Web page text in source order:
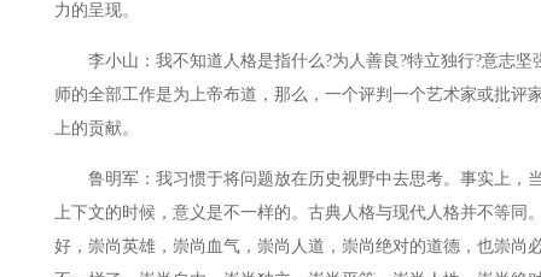
力的呈现。
李小山：我不知道人格是指什么?为人善良?特立独行?意志坚
师的全部工作是为上帝布道，那么，一个评判一个艺术家或批评
上的贡献。
鲁明军：我习惯于将问题放在历史视野中去思考。事实上，
上下文的时候，意义是不一样的。古典人格与现代人格并不等同
好，崇尚英雄，崇尚血气，崇尚人道，崇尚绝对的道德，也崇尚